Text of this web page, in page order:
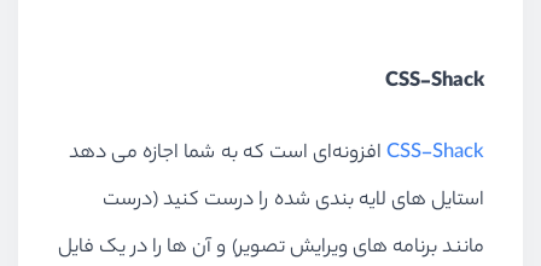
CSS-Shack
CSS-Shackافزونه‌ای است که به شما اجازه می دهد
استایل های لایه بندی شده را درست کنید (درست
مانند برنامه های ویرایش تصویر) و آن ها را در یک فایل